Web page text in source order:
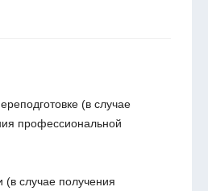
(в случае
профессиональной
(в случае получения